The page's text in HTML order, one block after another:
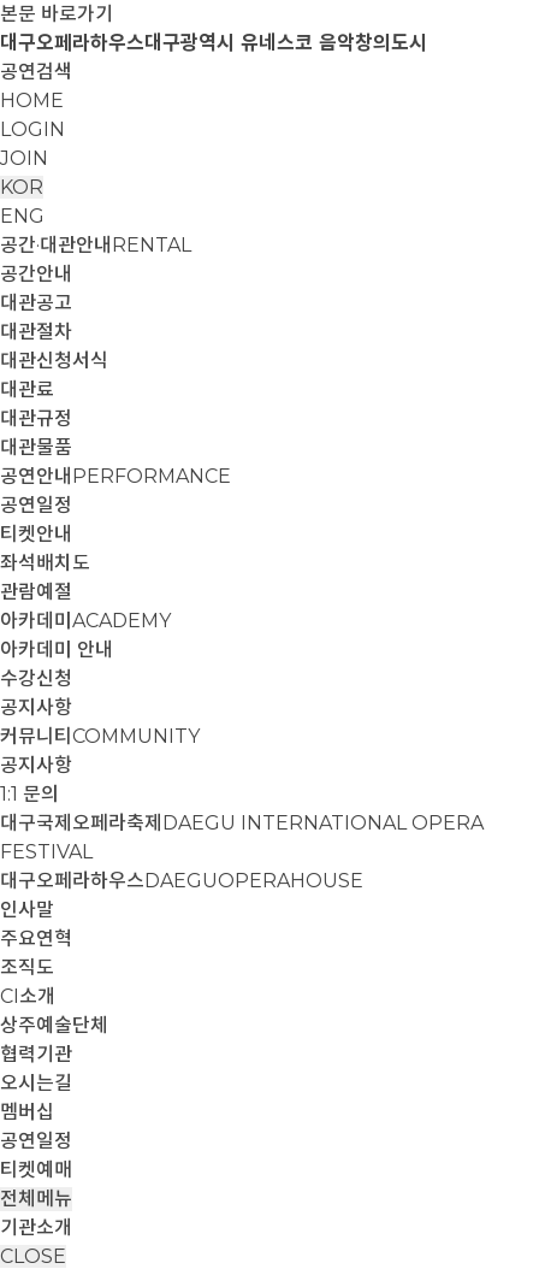
본문 바로가기
대구오페라하우스대구광역시 유네스코 음악창의도시
공연검색
HOME
LOGIN
JOIN
KOR
ENG
공간·대관안내 RENTAL
공간안내
대관공고
대관절차
대관신청서식
대관료
대관규정
대관물품
공연안내 PERFORMANCE
공연일정
티켓안내
좌석배치도
관람예절
아카데미 ACADEMY
아카데미 안내
수강신청
공지사항
커뮤니티 COMMUNITY
공지사항
1:1 문의
대구국제오페라축제 DAEGU INTERNATIONAL OPERA
FESTIVAL
대구오페라하우스DAEGUOPERAHOUSE
인사말
주요연혁
조직도
CI소개
상주예술단체
협력기관
오시는길
멤버십
공연일정
티켓예매
전체메뉴
기관소개
CLOSE